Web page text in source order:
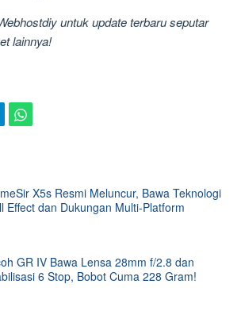
untuk update terbaru seputar
lainnya!
X5s Resmi Meluncur, Bawa Teknologi
Effect dan Dukungan Multi-Platform
GR IV Bawa Lensa 28mm f/2.8 dan
6 Stop, Bobot Cuma 228 Gram!